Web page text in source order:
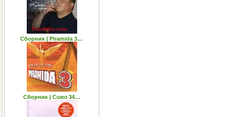
Сборник | Piramida 3…
Сборник | Союз 34…